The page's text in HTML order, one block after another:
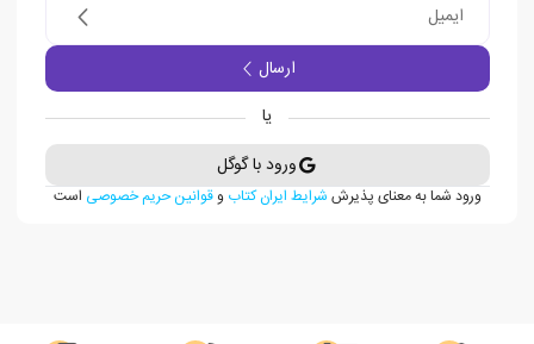
ایمیل
ارسال
یا
ورود با گوگل
ورود شما به معنای پذیرش شرایط ایران کتاب وقوانین حریم خصوصی است